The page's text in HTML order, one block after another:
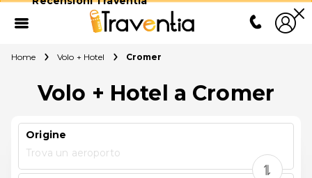
Home Volo + Hotel Cromer
Volo + Hotel a Cromer
Origine
Trova un aeroporto